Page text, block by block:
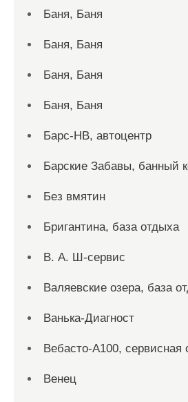
Баня, Баня
Баня, Баня
Баня, Баня
Баня, Баня
Барс-НВ, автоцентр
Барские Забавы, банный
Без вмятин
Бригантина, база отдыха
В. А. Ш-сервис
Валяевские озера, база
Ванька-Диагност
Вебасто-А100, сервисная
Венец